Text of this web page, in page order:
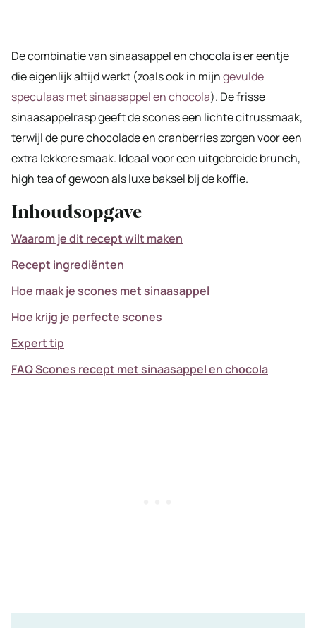
De combinatie van sinaasappel en chocola is er eentje
die eigenlijk altijd werkt (zoals ook in mijngevulde
speculaas met sinaasappel en chocola). De frisse
sinaasappelrasp geeft de scones een lichte citrus­smaak,
terwijl de pure chocolade en cranberries zorgen voor een
extra lekkere smaak. Ideaal voor een uitgebreide brunch,
high tea of gewoon als luxe baksel bij de koffie.
Inhoudsopgave
Waarom je dit recept wilt maken
Recept ingrediënten
Hoe maak je scones met sinaasappel
Hoe krijg je perfecte scones
Expert tip
FAQ Scones recept met sinaasappel en chocola